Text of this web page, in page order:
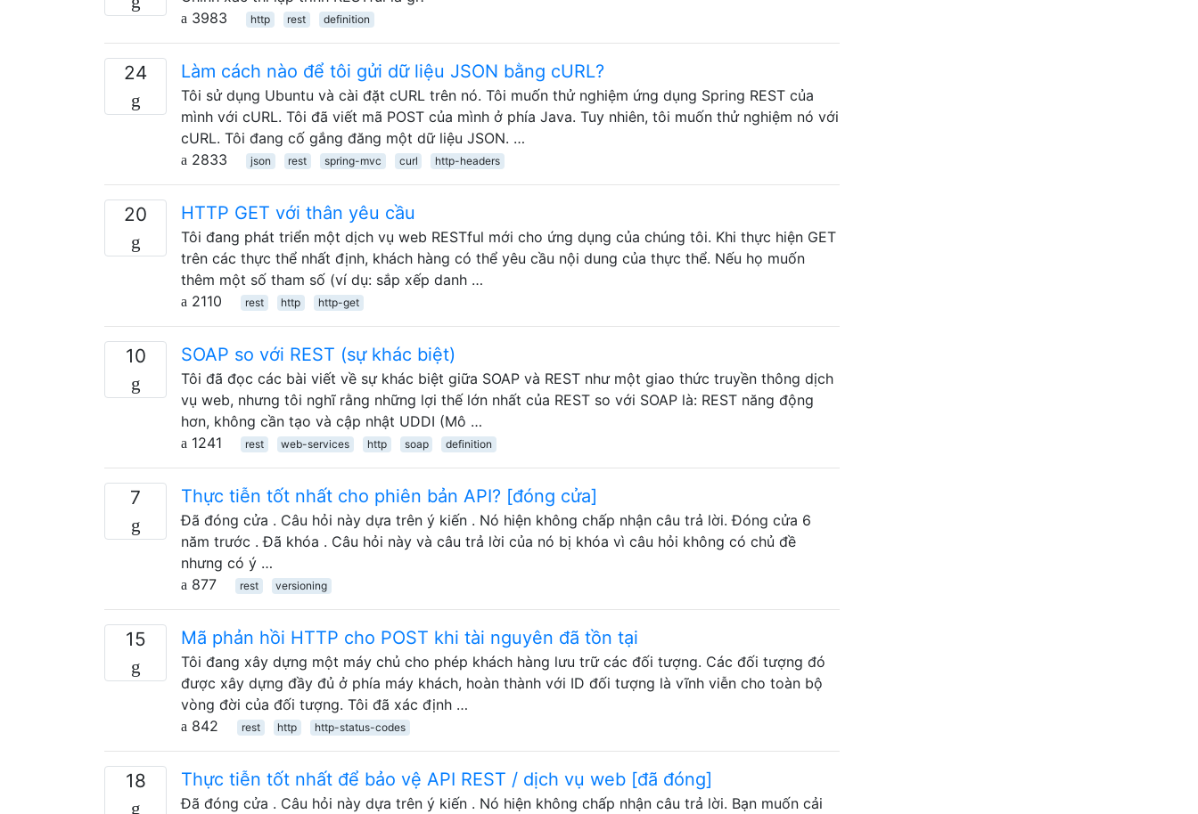
3983
http rest definition
24 Làm cách nào để tôi gửi dữ liệu JSON bằng cURL?
Tôi sử dụng Ubuntu và cài đặt cURL trên nó. Tôi muốn thử nghiệm ứng dụng Spring REST của
mình với cURL. Tôi đã viết mã POST của mình ở phía Java. Tuy nhiên, tôi muốn thử nghiệm nó với
cURL. Tôi đang cố gắng đăng một dữ liệu JSON. …
2833
json rest spring-mvc curl http-headers
20 HTTP GET với thân yêu cầu
Tôi đang phát triển một dịch vụ web RESTful mới cho ứng dụng của chúng tôi. Khi thực hiện GET
trên các thực thể nhất định, khách hàng có thể yêu cầu nội dung của thực thể. Nếu họ muốn
thêm một số tham số (ví dụ: sắp xếp danh …
2110
rest http http-get
10 SOAP so với REST (sự khác biệt)
Tôi đã đọc các bài viết về sự khác biệt giữa SOAP và REST như một giao thức truyền thông dịch
vụ web, nhưng tôi nghĩ rằng những lợi thế lớn nhất của REST so với SOAP là: REST năng động
hơn, không cần tạo và cập nhật UDDI (Mô …
1241
rest web-services http soap definition
7 Thực tiễn tốt nhất cho phiên bản API? [đóng cửa]
Đã đóng cửa . Câu hỏi này dựa trên ý kiến . Nó hiện không chấp nhận câu trả lời. Đóng cửa 6
năm trước . Đã khóa . Câu hỏi này và câu trả lời của nó bị khóa vì câu hỏi không có chủ đề
nhưng có ý …
877
rest versioning
15 Mã phản hồi HTTP cho POST khi tài nguyên đã tồn tại
Tôi đang xây dựng một máy chủ cho phép khách hàng lưu trữ các đối tượng. Các đối tượng đó
được xây dựng đầy đủ ở phía máy khách, hoàn thành với ID đối tượng là vĩnh viễn cho toàn bộ
vòng đời của đối tượng. Tôi đã xác định …
842
rest http http-status-codes
18 Thực tiễn tốt nhất để bảo vệ API REST / dịch vụ web [đã đóng]
Đã đóng cửa . Câu hỏi này dựa trên ý kiến . Nó hiện không chấp nhận câu trả lời. Bạn muốn cải